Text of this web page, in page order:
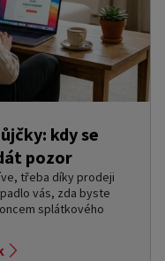
kdy se
pozor
třeba díky prodeji
vás, zda byste
splátkového